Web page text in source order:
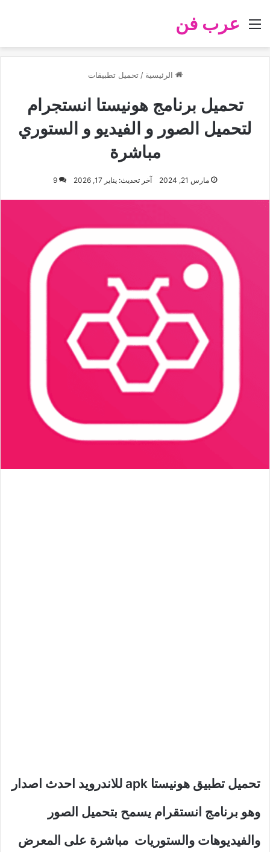
عرب فن
القائمة
الرئيسية / تحميل تطبيقات
تحميل برنامج هونيستا انستجرام
لتحميل الصور و الفيديو و الستوري
مباشرة
مارس 21, 2024 آخر تحديث: يناير 17, 2026 9
تحميل تطبيق هونيستا apk للاندرويد احدث اصدار
وهو برنامج انستقرام يسمح بتحميل الصور
والفيديوهات والستوريات مباشرة على المعرض